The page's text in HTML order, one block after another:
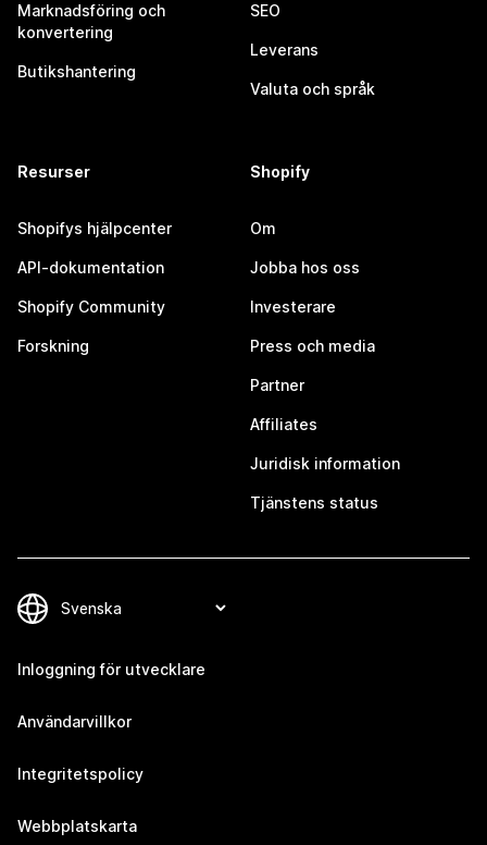
Marknadsföring och
konvertering
Butikshantering
SEO
Leverans
Valuta och språk
Resurser
Shopifys hjälpcenter
API-dokumentation
Shopify Community
Forskning
Shopify
Om
Jobba hos oss
Investerare
Press och media
Partner
Affiliates
Juridisk information
Tjänstens status
Inloggning för utvecklare
Användarvillkor
Integritetspolicy
Webbplatskarta